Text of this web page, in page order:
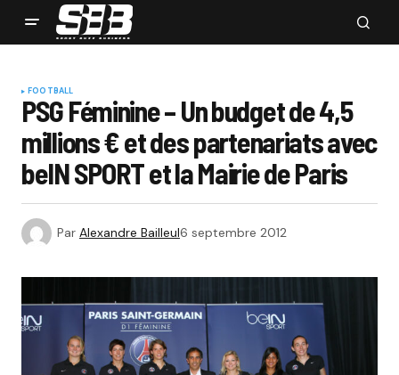
FOOTBALL
PSG Féminine – Un budget de 4,5
millions € et des partenariats avec
beIN SPORT et la Mairie de Paris
Par Alexandre Bailleul6 septembre 2012